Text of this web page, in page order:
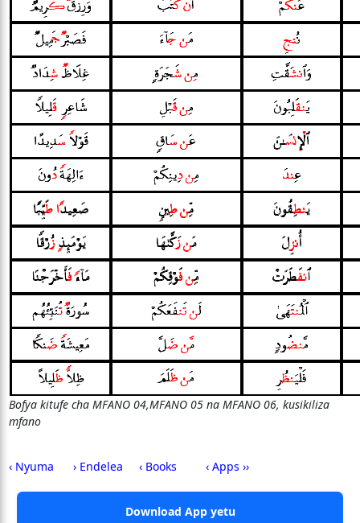
Bofya kitufe cha MFANO 04,MFANO 05 na MFANO 06, kusikiliza
mfano
‹ Nyuma › Endelea ‹ Books ‹ Apps ››
Download App yetu